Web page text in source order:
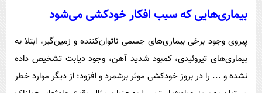
بیماری‌هایی که سبب افکار خودکشی می‌شود
پیروی وجود برخی بیماری‌های جسمی ناتوان‌کننده و زمین‌گیر، ابتلا به
بیماری‌های تیروئیدی، کمبود شدید آهن، وجود دیابت تشخیص داده
نشده و ... را در بروز خودکشی موثر برشمرد و افزود: از دیگر موارد خطر